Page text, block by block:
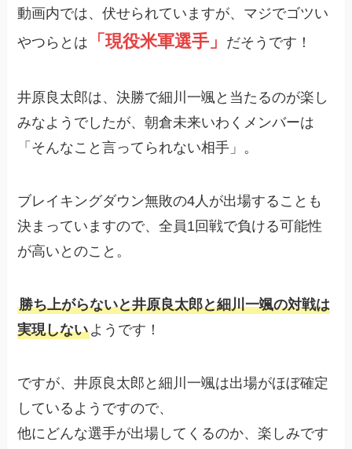
動画内では、伏せられていますが、マジでゴツい
やつらとは
「現役米軍選手」 だそうです！
井原良太郎は、決勝で細川一颯と当たるのが楽し
みなようでしたが、朝倉未来いわくメンバーは
「そんなこと言ってられない相手」。
ブレイキングダウン無敗の4人が出場することも
決まっていますので、全員1回戦で負ける可能性
が高いとのこと。
勝ち上がらないと井原良太郎と細川一颯の対戦は
実現しないようです！
ですが、井原良太郎と細川一颯は出場がほぼ確定
しているようですので、
他にどんな選手が出場してくるのか、楽しみです